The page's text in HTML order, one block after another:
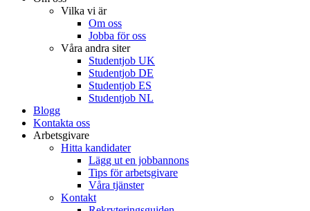
Vilka vi är
Om oss
Jobba för oss
Våra andra siter
Studentjob UK
Studentjob DE
Studentjob ES
Studentjob NL
Blogg
Kontakta oss
Arbetsgivare
Hitta kandidater
Lägg ut en jobbannons
Tips för arbetsgivare
Våra tjänster
Kontakt